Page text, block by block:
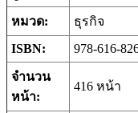
หมวด:
ธุรกิจ
ISBN:
978-616-
จำนวน
หน้า:
416 หน้า